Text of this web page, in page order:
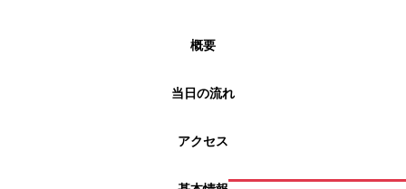
概要
当日の流れ
アクセス